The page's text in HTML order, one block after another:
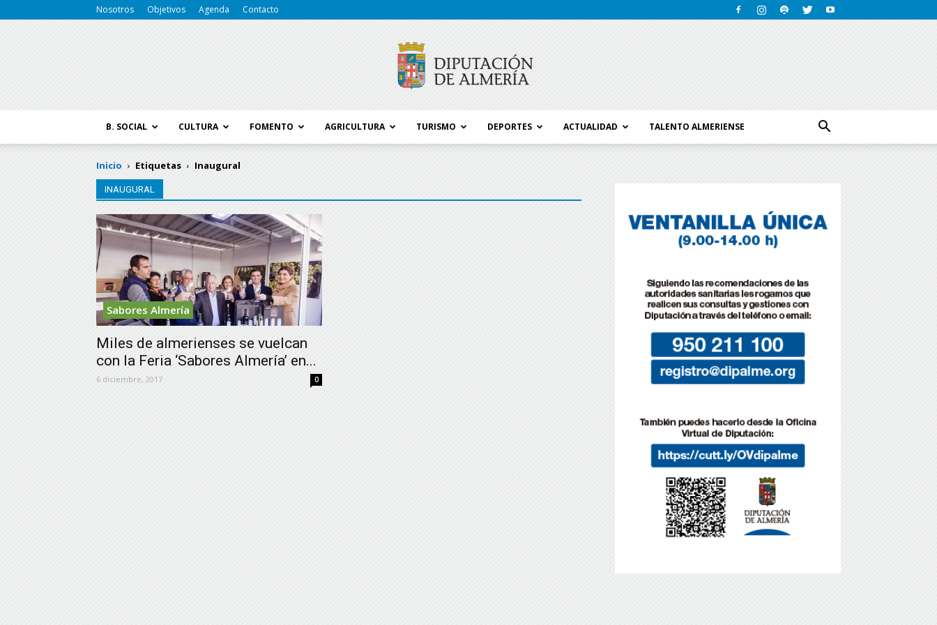
Nosotros Objetivos Agenda Contacto
B. SOCIAL CULTURA FOMENTO AGRICULTURA TURISMO DEPORTES ACTUALIDAD TALENTO ALMERIENSE
Inicio Etiquetas Inaugural
INAUGURAL
Sabores Almería
Miles de almerienses se vuelcan
con la Feria ‘Sabores Almería’ en...
6 diciembre, 2017 0